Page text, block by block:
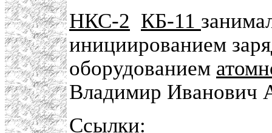
НКС-2 КБ-11
инициированием
оборудованием
Владимир Иванович
Ссылки: